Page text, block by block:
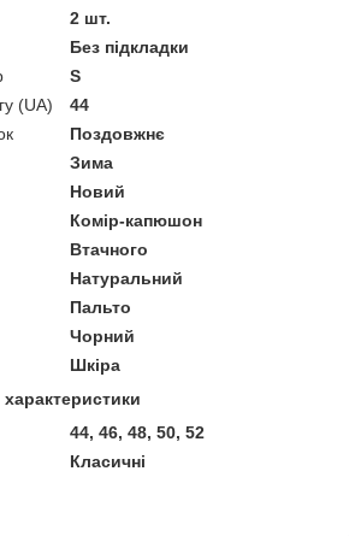
2 шт.
Без підкладки
S
(UA)
44
Поздовжнє
Зима
Новий
Комір-капюшон
Втачного
Натуральний
Пальто
Чорний
Шкіра
44, 46, 48, 50, 52
Класичні